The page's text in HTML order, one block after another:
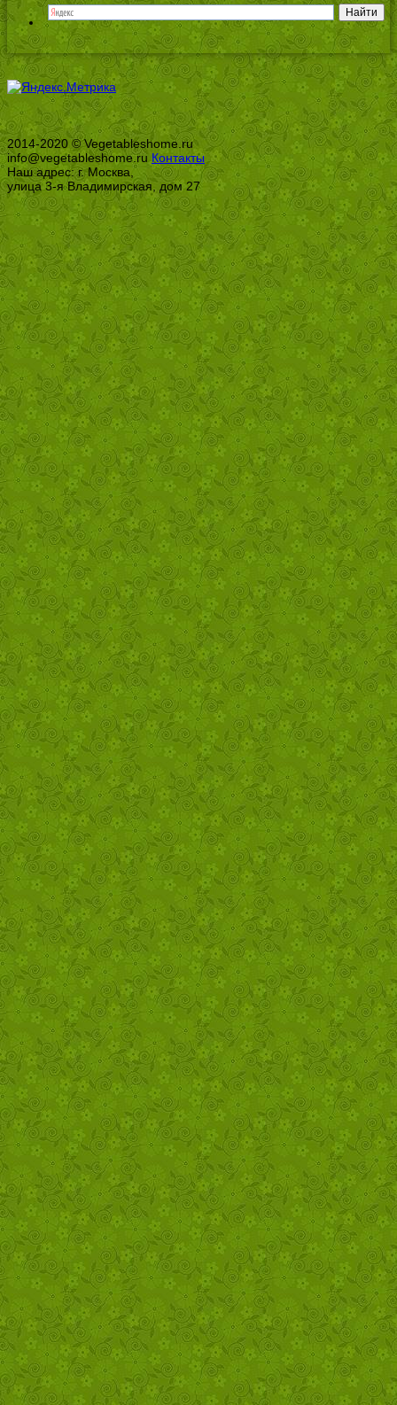
2014-2020 © Vegetableshome.ru
info@vegetableshome.ru Контакты
Наш адрес: г. Москва,
улица 3-я Владимирская, дом 27